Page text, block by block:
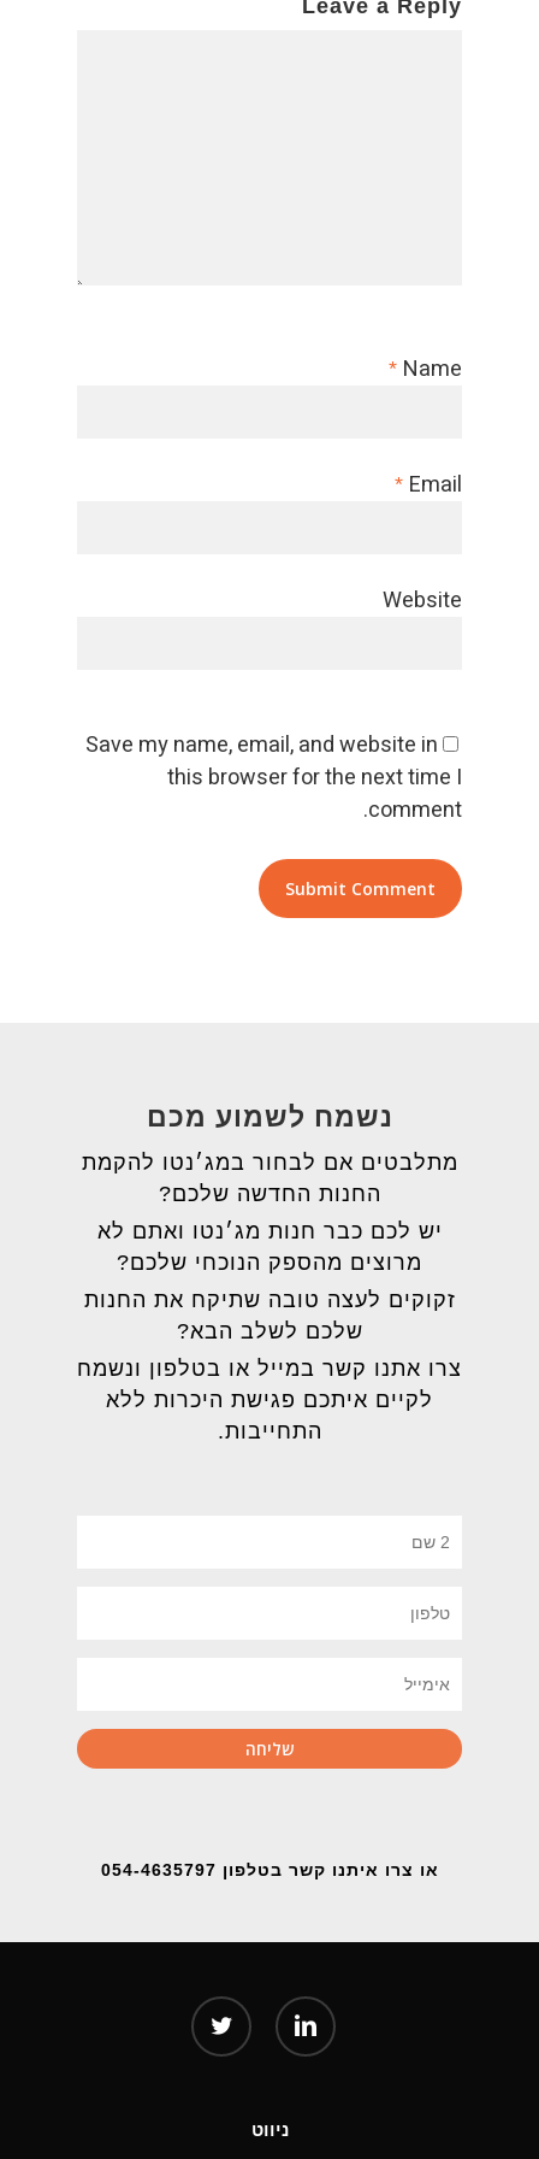
Leave a Reply
Name
*
Email
*
Website
Save my name, email, and website in
this browser for the next time I
comment.
נשמח לשמוע מכם
מתלבטים אם לבחור במג׳נטו להקמת
החנות החדשה שלכם?
יש לכם כבר חנות מג׳נטו ואתם לא
מרוצים מהספק הנוכחי שלכם?
זקוקים לעצה טובה שתיקח את החנות
שלכם לשלב הבא?
צרו אתנו קשר במייל או בטלפון ונשמח
לקיים איתכם פגישת היכרות ללא
התחייבות.
או צרו איתנו קשר בטלפון 054-4635797
twitter linkedin
ניווט